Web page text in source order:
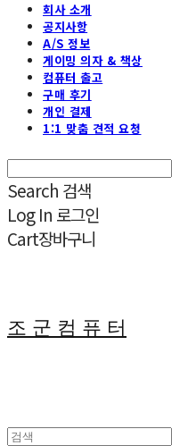
회사 소개
공지사항
A/S 정보
게이밍 의자 & 책상
컴퓨터 출고
구매 후기
개인 결제
1:1 맞춤 견적 요청
Search 검색
Log In 로그인
Cart장바구니
조 군 컴 퓨 터